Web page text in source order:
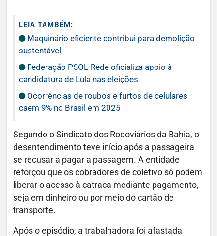
LEIA TAMBÉM:
Maquinário eficiente contribui para demolição
sustentável
Federação PSOL-Rede oficializa apoio à
candidatura de Lula nas eleições
Ocorrências de roubos e furtos de celulares
caem 9% no Brasil em 2025
Segundo o Sindicato dos Rodoviários da Bahia, o
desentendimento teve início após a passageira
se recusar a pagar a passagem. A entidade
reforçou que os cobradores de coletivo só podem
liberar o acesso à catraca mediante pagamento,
seja em dinheiro ou por meio do cartão de
transporte.
Após o episódio, a trabalhadora foi afastada